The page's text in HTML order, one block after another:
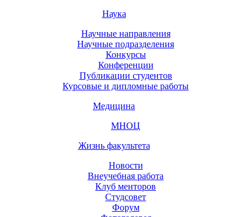
Наука
Научные направления
Научные подразделения
Конкурсы
Конференции
Публикации студентов
Курсовые и дипломные работы
Медицина
МНОЦ
Жизнь факультета
Новости
Внеучебная работа
Клуб менторов
Студсовет
Форум